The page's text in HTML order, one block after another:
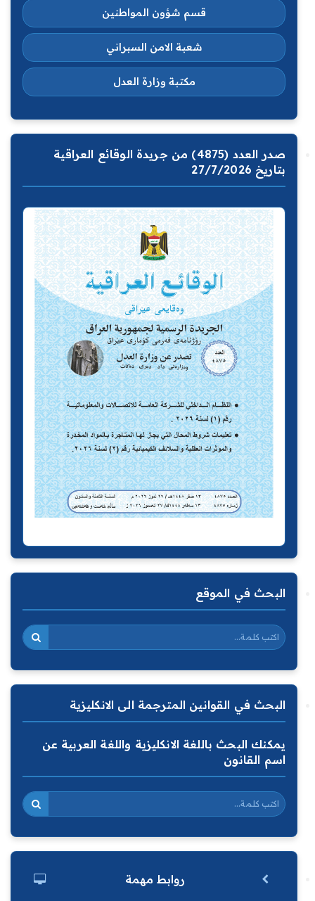
قسم شؤون المواطنين
شعبة الامن السبراني
مكتبة وزارة العدل
صدر العدد (4875) من جريدة الوقائع العراقية
بتاريخ 27/7/2026
البحث في الموقع
البحث في القوانين المترجمة الى الانكليزية
يمكنك البحث باللغة الانكليزية واللغة العربية عن
اسم القانون
روابط مهمة